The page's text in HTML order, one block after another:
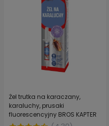
Żel trutka na karaczany,
karaluchy, prusaki
fluorescencyjny BROS KAPTER
FLUOGEL 20 g